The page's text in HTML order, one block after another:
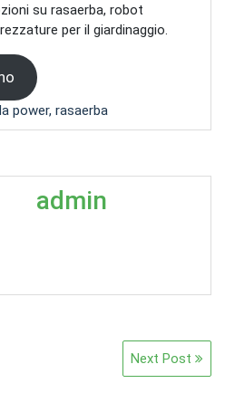
su rasaerba, robot
per il giardinaggio.
power, rasaerba
admin
Next Post